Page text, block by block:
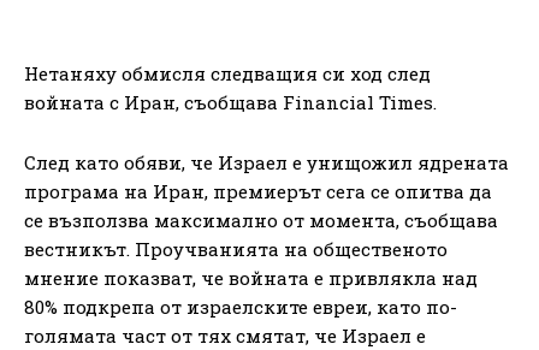
Нетаняху обмисля следващия си ход след
войната с Иран, съобщава Financial Times.
След като обяви, че Израел е унищожил ядрената
програма на Иран, премиерът сега се опитва да
се възползва максимално от момента, съобщава
вестникът. Проучванията на общественото
мнение показват, че войната е привлякла над
80% подкрепа от израелските евреи, като по-
голямата част от тях смятат, че Израел е